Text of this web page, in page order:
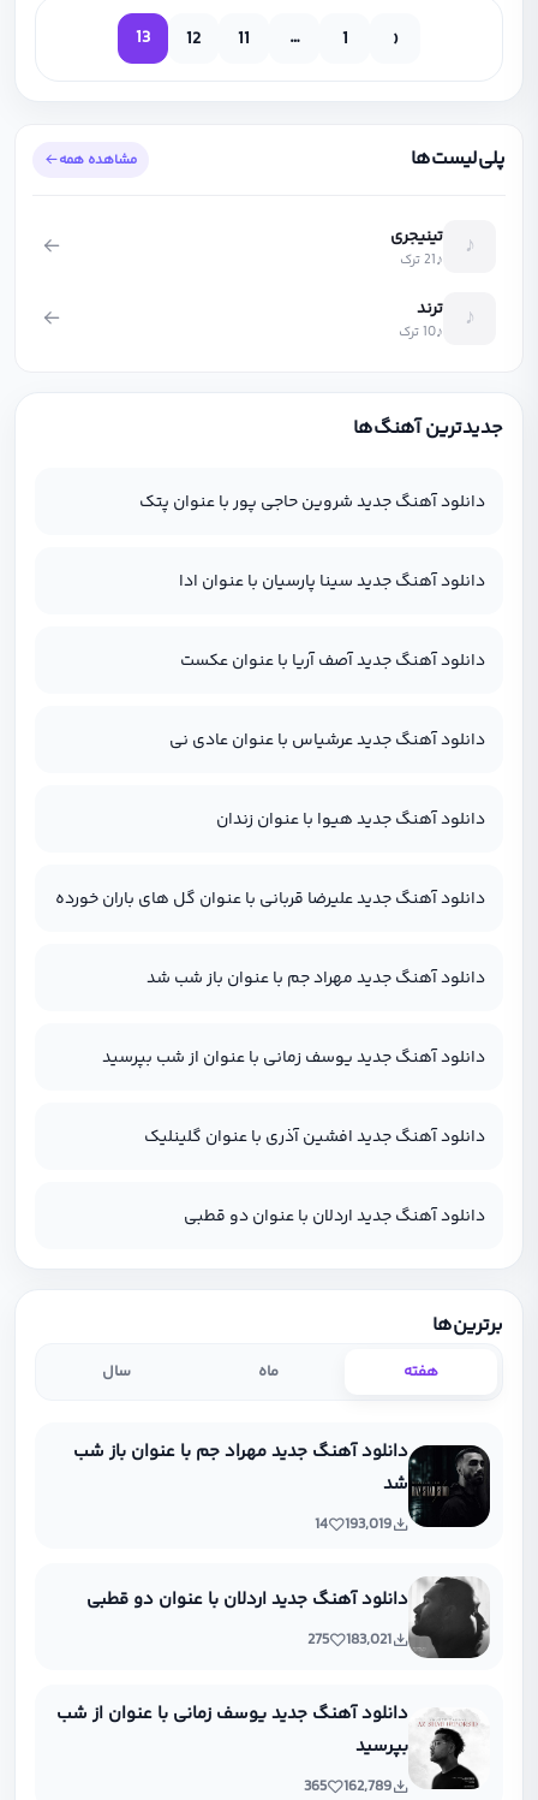
پلی‌لیست‌ها مشاهده همه
♪ تینیجری
21 ترک
♪ ترند
10 ترک
جدیدترین آهنگ‌ها
دانلود آهنگ جدید شروین حاجی پور با عنوان پتک
دانلود آهنگ جدید سینا پارسیان با عنوان ادا
دانلود آهنگ جدید آصف آریا با عنوان عکست
دانلود آهنگ جدید عرشیاس با عنوان عادی نی
دانلود آهنگ جدید هیوا با عنوان زندان
دانلود آهنگ جدید علیرضا قربانی با عنوان گل های باران خورده
دانلود آهنگ جدید مهراد جم با عنوان باز شب شد
دانلود آهنگ جدید یوسف زمانی با عنوان از شب بپرسید
دانلود آهنگ جدید افشین آذری با عنوان گلینلیک
دانلود آهنگ جدید اردلان با عنوان دو قطبی
برترین‌ها
هفته ماه سال
دانلود آهنگ جدید مهراد جم با عنوان باز شب
شد
193,019
14
دانلود آهنگ جدید اردلان با عنوان دو قطبی
183,021
275
دانلود آهنگ جدید یوسف زمانی با عنوان از شب
بپرسید
162,789
365
‹
1
…
11
12
13